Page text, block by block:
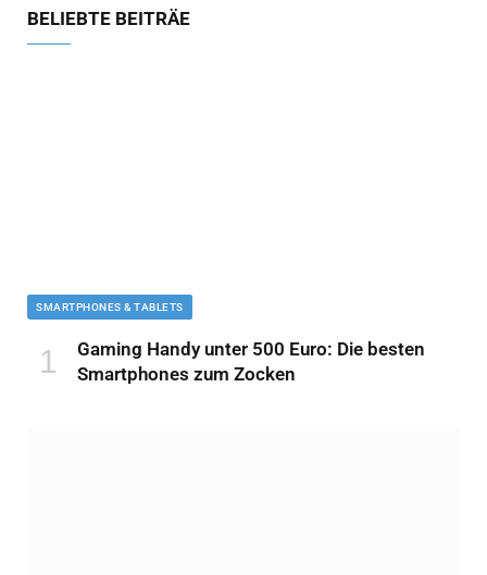
BELIEBTE BEITRÄE
SMARTPHONES & TABLETS
Gaming Handy unter 500 Euro: Die besten
Smartphones zum Zocken